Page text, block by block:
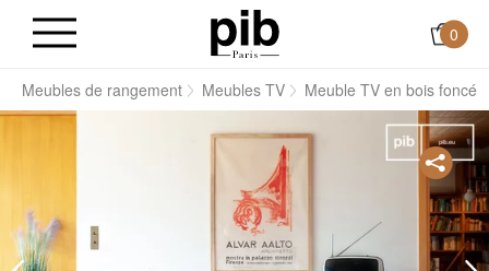
0
Meubles de rangement Meubles TV Meuble TV en bois foncé